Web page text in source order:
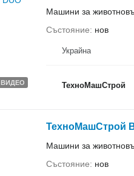
ВИДЕО
Машини за
Състояние
нов
Украйна
ТехноМашСтрой
ТехноМашСтрой
Машини за
Състояние
нов